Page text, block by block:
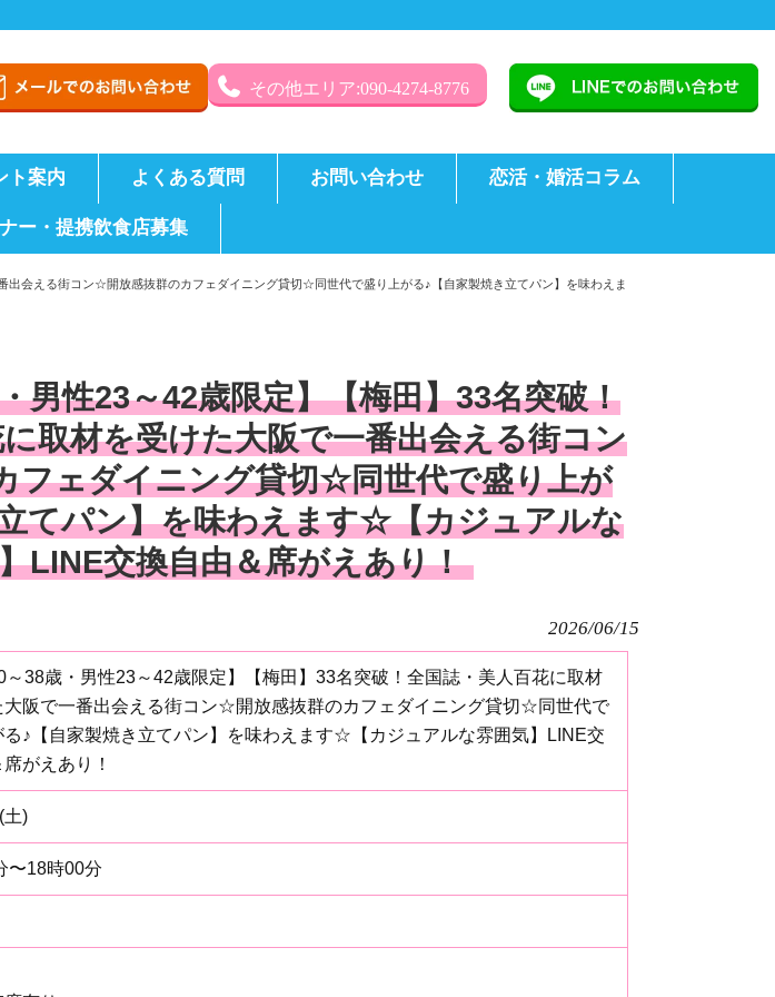
その他エリア:090-4274-8776
ト案内 よくある質問 お問い合わせ 恋活・婚活コラム
ー・提携飲食店募集
出会える街コン☆開放感抜群のカフェダイニング貸切☆同世代で盛り上がる♪【自家製焼き立てパン】を味わえま
男性23～42歳限定】【梅田】33名突破！
取材を受けた大阪で一番出会える街コン
フェダイニング貸切☆同世代で盛り上が
てパン】を味わえます☆【カジュアルな
LINE交換自由＆席がえあり！
2026/06/15
～38歳・男性23～42歳限定】【梅田】33名突破！全国誌・美人百花に取材
大阪で一番出会える街コン☆開放感抜群のカフェダイニング貸切☆同世代で
る♪【自家製焼き立てパン】を味わえます☆【カジュアルな雰囲気】LINE交
がえあり！
土)
〜18時00分